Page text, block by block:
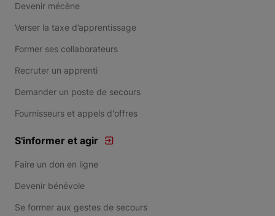
Devenir mécène
Verser la taxe d’apprentissage
Former ses collaborateurs
Recruter un apprenti
Demander un poste de secours
Fournisseurs et appels d'offres
S'informer et agir
Faire un don en ligne
Devenir bénévole
Se former aux gestes de secours